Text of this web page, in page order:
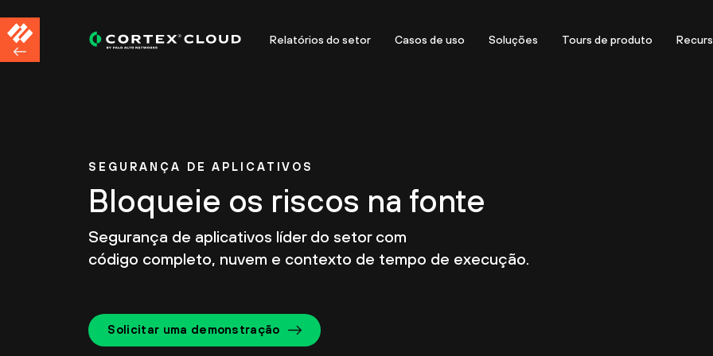
Relatórios do setor Casos de uso Soluções Tours de produto
SEGURANÇA DE APLICATIVOS
Bloqueie os riscos na fonte
Segurança de aplicativos líder do setor com
código completo, nuvem e contexto de tempo de execução.
Solicitar uma demonstração